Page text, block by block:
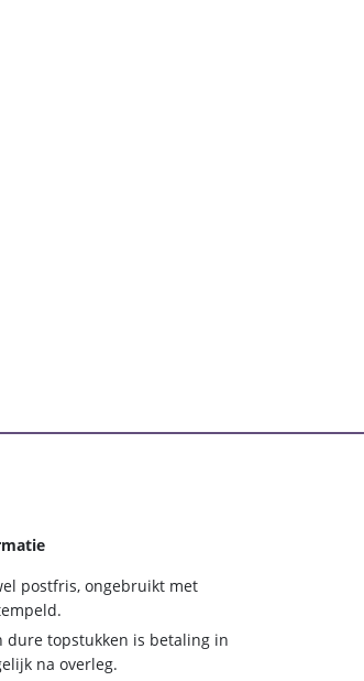
postfris, ongebruikt met
dure topstukken is betaling in
na overleg.